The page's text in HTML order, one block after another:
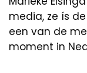
media, ze ís
een van de
moment in